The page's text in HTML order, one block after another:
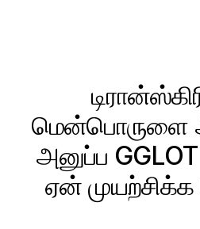
மென்பொருளை
அனுப்ப
ஏன்